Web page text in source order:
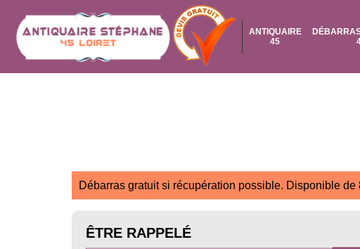
ANTIQUAIRE
45
Débarras gratuit si récupération possible. Disponible de
ÊTRE RAPPELÉ